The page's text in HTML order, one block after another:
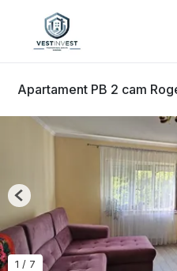
Apartament PB 2 cam
1 / 7
Previous